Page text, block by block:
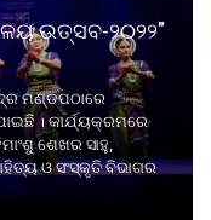
ଉତ୍ସବ-୨୦୨୨"
ମଣ୍ଡପଠାରେ
। କାର୍ଯ୍ୟକ୍ରମରେ
ଶେଖର ସାହୁ,
ଓ ସଂସ୍କୃତି ବିଭାଗର